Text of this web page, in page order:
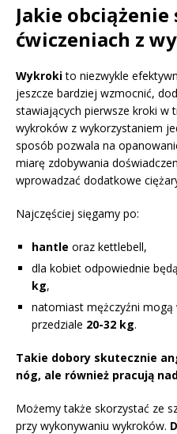
Jakie
ćwiczeniach z
Wykrokito niezwykle
jeszcze bardziej wzmocnić,
stawiających pierwsze kroki w
wykroków z wykorzystaniem
sposób pozwala na
miarę zdobywania
wprowadzać dodatkowe
Najczęściej sięgamy po:
hantle oraz kettlebell,
dla kobiet odpowiednie
kg,
natomiast mężczyźni mogą
przedziale 20-32 kg.
Takie dobory skutecznie
nóg, ale również pracują
Możemy także skorzystać ze
przy wykonywaniu wykroków.